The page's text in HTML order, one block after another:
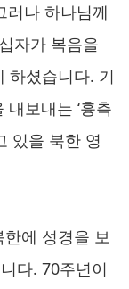
러나 하나님께
자가 복음을
하셨습니다. 기
보내는 ‘흉측
있을 북한 영
한에 성경을 보
다. 70주년이